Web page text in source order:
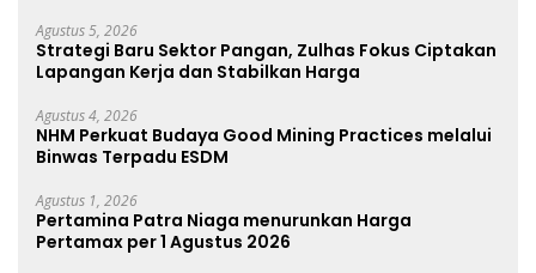
Agustus 5, 2026
Strategi Baru Sektor Pangan, Zulhas Fokus Ciptakan
Lapangan Kerja dan Stabilkan Harga
Agustus 4, 2026
NHM Perkuat Budaya Good Mining Practices melalui
Binwas Terpadu ESDM
Agustus 1, 2026
Pertamina Patra Niaga menurunkan Harga
Pertamax per 1 Agustus 2026